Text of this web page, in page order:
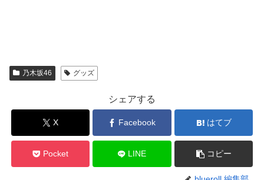
乃木坂46 グッズ
シェアする
X Facebook はてブ
Pocket LINE コピー